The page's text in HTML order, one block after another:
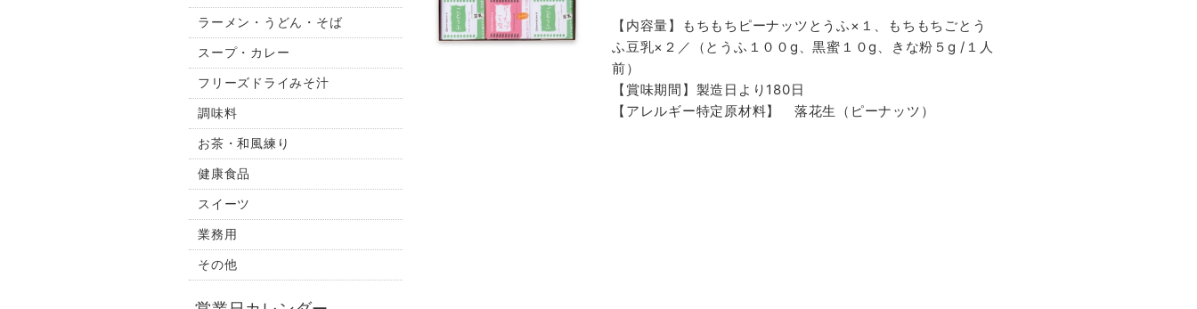
ラーメン・うどん・そば
スープ・カレー
フリーズドライみそ汁
調味料
お茶・和風練り
健康食品
スイーツ
業務用
その他
【内容量】もちもちピーナッツとうふ×１、もちもちごとう
ふ豆乳×２／（とうふ１００g、黒蜜１０g、きな粉５g /１人
前）
【賞味期間】製造日より180日
【アレルギー特定原材料】 落花生（ピーナッツ）